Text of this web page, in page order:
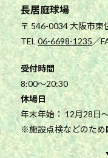
長居庭球場
〒 546-0034 大阪市東
TEL06-6698-1235／
受付時間
8:00～20:30
休場日
年末年始： 12月28日
※施設点検などのため